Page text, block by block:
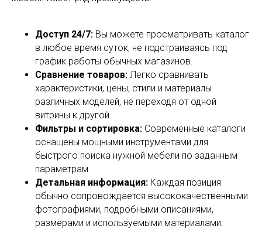
Доступ 24/7: Вы можете просматривать каталог
в любое время суток, не подстраиваясь под
график работы обычных магазинов.
Сравнение товаров: Легко сравнивать
характеристики, цены, стили и материалы
различных моделей, не переходя от одной
витрины к другой.
Фильтры и сортировка: Современные каталоги
оснащены мощными инструментами для
быстрого поиска нужной мебели по заданным
параметрам.
Детальная информация: Каждая позиция
обычно сопровождается высококачественными
фотографиями, подробными описаниями,
размерами и используемыми материалами.